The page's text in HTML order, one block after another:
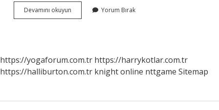
Devamını okuyun Krampon
Kaymaması
Yorum Bırak
https://yogaforum.com.tr https://harrykotlar.com.tr
https://halliburton.com.tr knight online nttgame Sitemap